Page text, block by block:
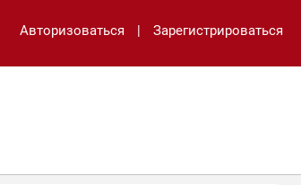
Авторизоваться | Зарегистрироваться